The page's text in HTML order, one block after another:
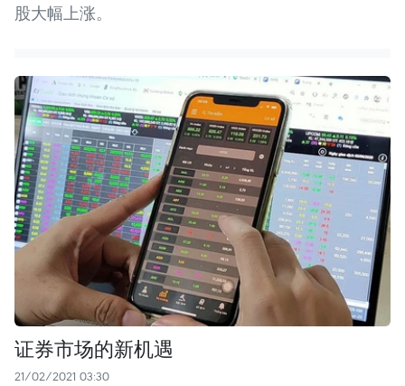
股大幅上涨。
证券市场的新机遇
21/02/2021 03:30